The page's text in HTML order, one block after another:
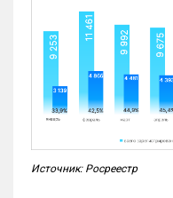
Источник: Росреестр